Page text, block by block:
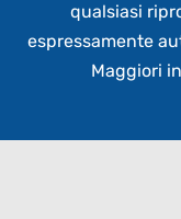
qualsiasi
espressamente
Maggiori